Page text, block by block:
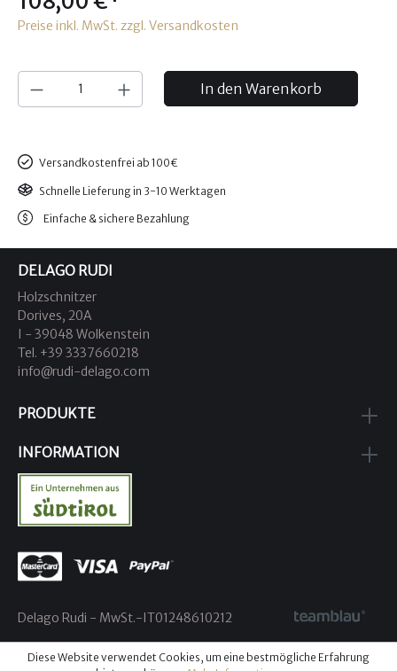
Preise inkl. MwSt. zzgl. Versandkosten
In den Warenkorb
Versandkostenfrei ab 100€
Schnelle Lieferung in 3-10 Werktagen
Einfache & sichere Bezahlung
DELAGO RUDI
Holzschnitzer
Dorives, 20A
I - 39048 Wolkenstein
Tel. +39 3337660218
info@rudi-delago.com
PRODUKTE
INFORMATION
Delago Rudi - MwSt.-IT01248610212
Diese Website verwendet Cookies, um eine bestmögliche Erfahrung